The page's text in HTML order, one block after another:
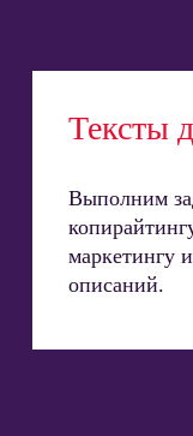
Тексты
Выполним
маркетингу
описаний.